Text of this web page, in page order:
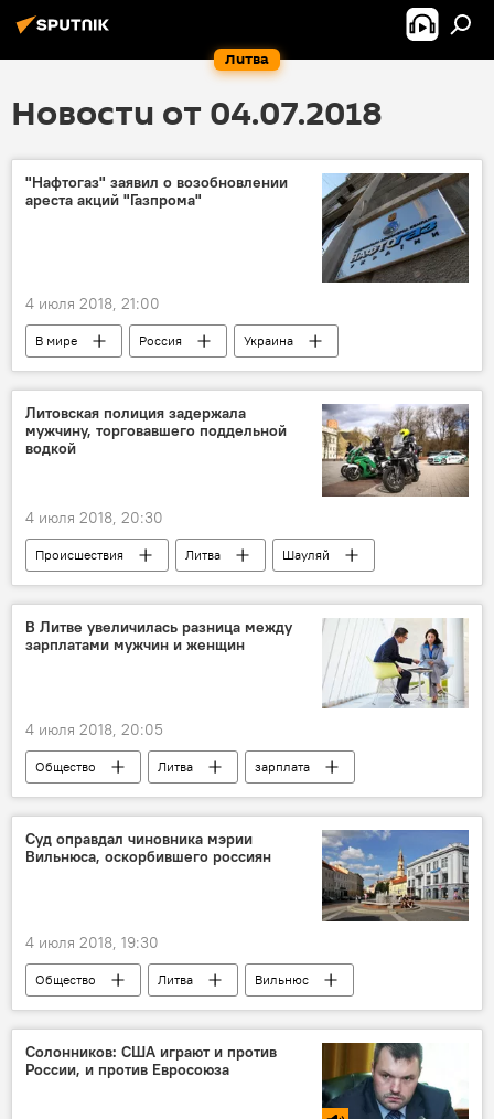
Литва
Новости от 04.07.2018
"Нафтогаз" заявил о возобновлении
ареста акций "Газпрома"
4 июля 2018, 21:00
В мире Россия
Украина
"Нафтогаз Украины"
"Газпром"
Литовская полиция задержала
мужчину, торговавшего поддельной
водкой
4 июля 2018, 20:30
Происшествия Литва
Шауляй
алкогольные напитки
В Литве увеличилась разница между
зарплатами мужчин и женщин
4 июля 2018, 20:05
Общество Литва
зарплата
разница в зарплатах в Литве
Суд оправдал чиновника мэрии
Вильнюса, оскорбившего россиян
4 июля 2018, 19:30
Общество Литва
Вильнюс
мэрия Вильнюса
Солонников: США играют и против
России, и против Евросоюза